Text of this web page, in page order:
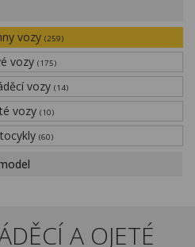
vozy (259)
vozy (175)
vozy (14)
vozy (10)
(60)
A OJETÉ